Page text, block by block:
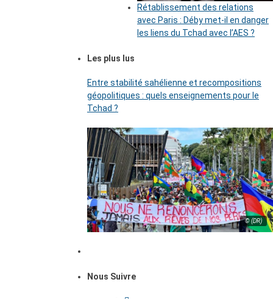
Rétablissement des relations
avec Paris : Déby met-il en danger
les liens du Tchad avec l’AES ?
Les plus lus
Entre stabilité sahélienne et recompositions
géopolitiques : quels enseignements pour le
Tchad ?
© (DR)
Nous Suivre